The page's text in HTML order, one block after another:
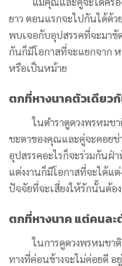
ยาว ตอนแรกจะไปกันได้ด้ว
พบเจอกับอุปสรรคที่จะมาขั
กันก็มีโอกาสที่จะแยกจาก
หรือเป็นหม้าย
ตกที่หางนาคตัวเดียว
ในตำราดูดวงพรหมช
ชะตาของคุณและคู่จะคอย
อุปสรรคอะไรก็จะร่วมกันฝ่
แต่งงานก็มีโอกาสที่จะได้แ
ปัจจัยที่จะเสี่ยงให้รักนั้นต้อง
ตกที่หางนาค แต่คนละ
ในการดูดวงพรหมชาติ
ทางที่ค่อนข้างจะไม่ค่อยดี